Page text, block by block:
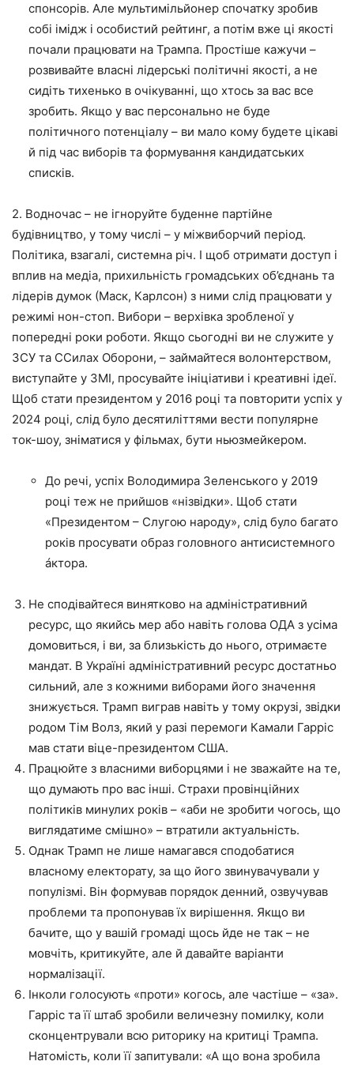
спонсорів. Але мультимільйонер спочатку зробив
собі імідж і особистий рейтинг, а потім вже ці якості
почали працювати на Трампа. Простіше кажучи –
розвивайте власні лідерські політичні якості, а не
сидіть тихенько в очікуванні, що хтось за вас все
зробить. Якщо у вас персонально не буде
політичного потенціалу – ви мало кому будете цікаві
й під час виборів та формування кандидатських
списків.
2. Водночас – не ігноруйте буденне партійне
будівництво, у тому числі – у міжвиборчий період.
Політика, взагалі, системна річ. І щоб отримати доступ і
вплив на медіа, прихильність громадських об’єднань та
лідерів думок (Маск, Карлсон) з ними слід працювати у
режимі нон-стоп. Вибори – верхівка зробленої у
попередні роки роботи. Якщо сьогодні ви не служите у
ЗСУ та ССилах Оборони, – займайтеся волонтерством,
виступайте у ЗМІ, просувайте ініціативи і креативні ідеї.
Щоб стати президентом у 2016 році та повторити успіх у
2024 році, слід було десятиліттями вести популярне
ток-шоу, зніматися у фільмах, бути ньюзмейкером.
До речі, успіх Володимира Зеленського у 2019
році теж не прийшов «нізвідки». Щоб стати
«Президентом – Слугою народу», слід було багато
років просувати образ головного антисистемного
áктора.
Не сподівайтеся винятково на адміністративний
ресурс, що якийсь мер або навіть голова ОДА з усіма
домовиться, і ви, за близькість до нього, отримаєте
мандат. В Україні адміністративний ресурс достатньо
сильний, але з кожними виборами його значення
знижується. Трамп виграв навіть у тому окрузі, звідки
родом Тім Волз, який у разі перемоги Камали Гарріс
мав стати віце-президентом США.
Працюйте з власними виборцями і не зважайте на те,
що думають про вас інші. Страхи провінційних
політиків минулих років – «аби не зробити чогось, що
виглядатиме смішно» – втратили актуальність.
Однак Трамп не лише намагався сподобатися
власному електорату, за що його звинувачували у
популізмі. Він формував порядок денний, озвучував
проблеми та пропонував їх вирішення. Якщо ви
бачите, що у вашій громаді щось йде не так – не
мовчіть, критикуйте, але й давайте варіанти
нормалізації.
Інколи голосують «проти» когось, але частіше – «за».
Гарріс та її штаб зробили величезну помилку, коли
сконцентрували всю риторику на критиці Трампа.
Натомість, коли її запитували: «А що вона зробила